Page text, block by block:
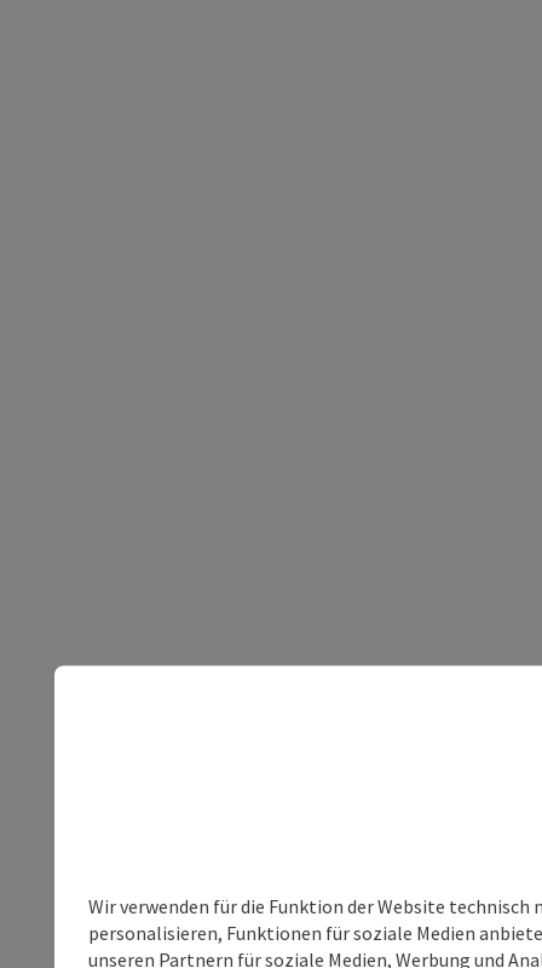
Wir verwenden für die Funktion der Website
personalisieren, Funktionen für soziale Medien
unseren Partnern für soziale Medien, Werbung und